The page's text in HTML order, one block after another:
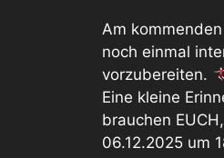
Am
noch einmal
vorzubereiten.
Eine kleine
brauchen
06.12.2025 um